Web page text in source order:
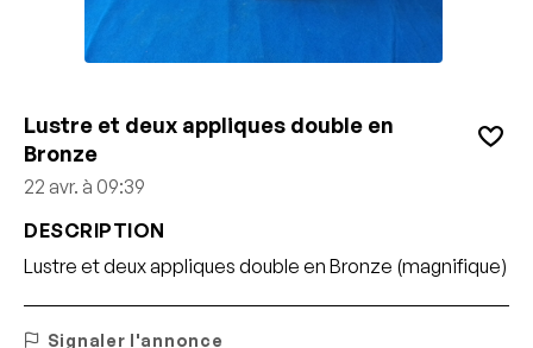
Lustre et deux appliques double en
Bronze
22 avr. à 09:39
DESCRIPTION
Lustre et deux appliques double en Bronze (magnifique)
Signaler l'annonce